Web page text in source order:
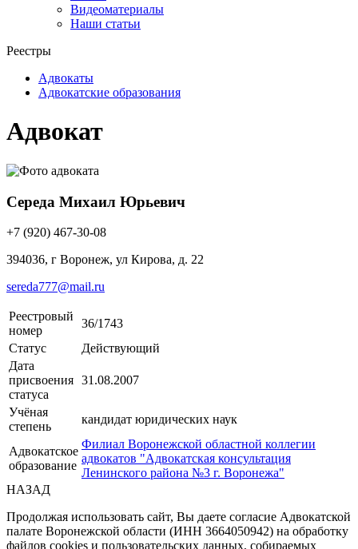
Видеоматериалы
Наши статьи
Реестры
Адвокаты
Адвокатские образования
Адвокат
Середа Михаил Юрьевич
+7 (920) 467-30-08
394036, г Воронеж, ул Кирова, д. 22
sereda777@mail.ru
Реестровый
номер
36/1743
Статус
Действующий
Дата
присвоения
статуса
31.08.2007
Учёная
степень
кандидат юридических наук
Адвокатское
образование
Филиал Воронежской областной коллегии
адвокатов "Адвокатская консультация
Ленинского района №3 г. Воронежа"
НАЗАД
Продолжая использовать сайт, Вы даете согласие Адвокатской
палате Воронежской области (ИНН 3664050942) на обработку
файлов cookies и пользовательских данных, собираемых